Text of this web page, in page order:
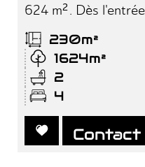
624 m². Dès
230m²
1624m²
2
4
Contact